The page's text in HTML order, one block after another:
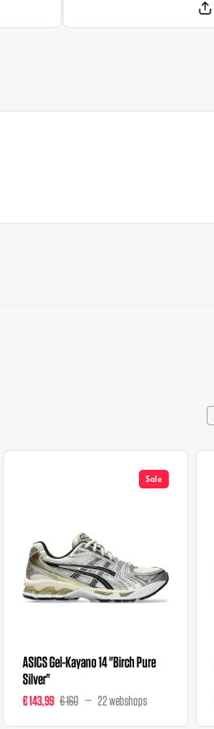
Sale
ASICS Gel-Kayano 14 "Birch Pure
Silver"
€ 143,99 € 160 22 webshops